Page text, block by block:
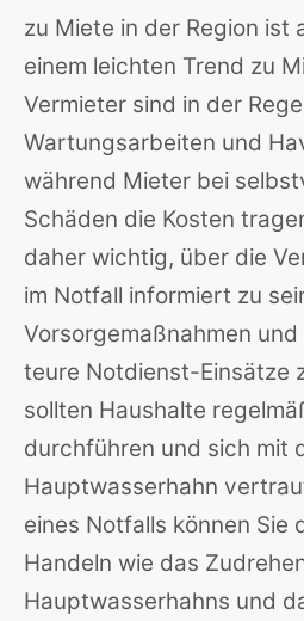
zu Miete in der Region ist
einem leichten Trend zu
Vermieter sind in der
Wartungsarbeiten und
während Mieter bei
Schäden die Kosten
daher wichtig, über die
im Notfall informiert zu
Vorsorgemaßnahmen
teure Notdienst-Einsätze
sollten Haushalte
durchführen und sich mit
Hauptwasserhahn
eines Notfalls können Sie
Handeln wie das
Hauptwasserhahns und